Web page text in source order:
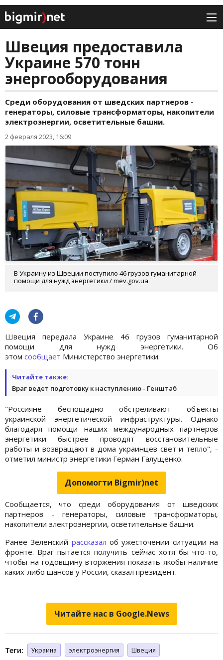
Швеция предоставила
Украине 570 тонн
энергооборудования
Среди оборудования от шведских партнеров -
генераторы, силовые трансформаторы, накопители
электроэнергии, осветительные башни.
2 февраля 2023, 16:09
В Украину из Швеции поступило 46 грузов гуманитарной
помощи для нужд энергетики / mev.gov.ua
Швеция передала Украине 46 грузов гуманитарной
помощи для нужд энергетики. Об
этом сообщает Министерство энергетики.
Читайте также:
Враг ведет подготовку к наступлению - Генштаб
"Россияне беспощадно обстреливают объекты
украинской энергетической инфраструктуры. Однако
благодаря помощи наших международных партнеров
энергетики быстрее проводят восстановительные
работы и возвращают в дома украинцев свет и тепло", -
отметил министр энергетики Герман Галущенко.
Допомогти Bigmir)net
Сообщается, что среди оборудования от шведских
партнеров - генераторы, силовые трансформаторы,
накопители электроэнергии, осветительные башни.
Ранее Зеленский рассказал об ужесточении ситуации на
фронте. Враг пытается получить сейчас хотя бы что-то,
чтобы на годовщину вторжения показать якобы наличие
каких-либо шансов у России, сказал президент.
Читайте нас в Google.News
Теги: Украина электроэнергия Швеция